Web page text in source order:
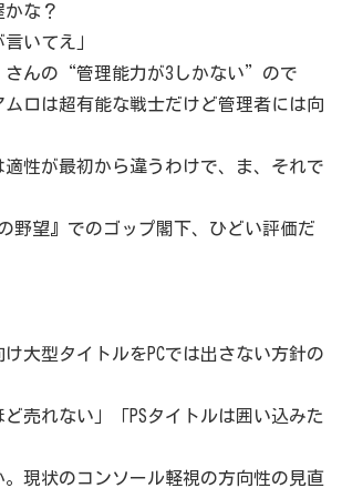
な？
いてえ」
んの“管理能力が3しかない”ので
ロは超有能な戦士だけど管理者には向
適性が最初から違うわけで、ま、それで
野望』でのゴップ閣下、ひどい評価だ
け大型タイトルをPCでは出さない方針の
ど売れない」「PSタイトルは囲い込みた
。現状のコンソール軽視の方向性の見直